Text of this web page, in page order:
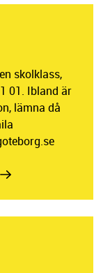
skolklass,
01. Ibland är
lämna då